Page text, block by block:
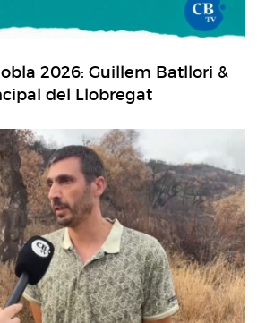
2026: Guillem Batllori &
del Llobregat